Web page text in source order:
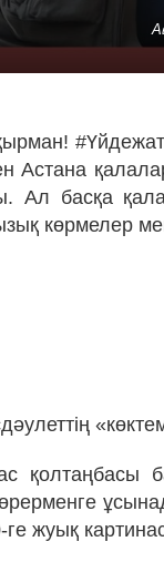
Астана
Ал басқа
көрмелер
қолтаңбасы
ге жуық